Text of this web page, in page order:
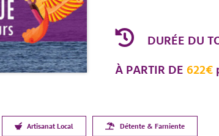
DURÉE DU
À PARTIR DE622€
Artisanat Local Détente & Farniente